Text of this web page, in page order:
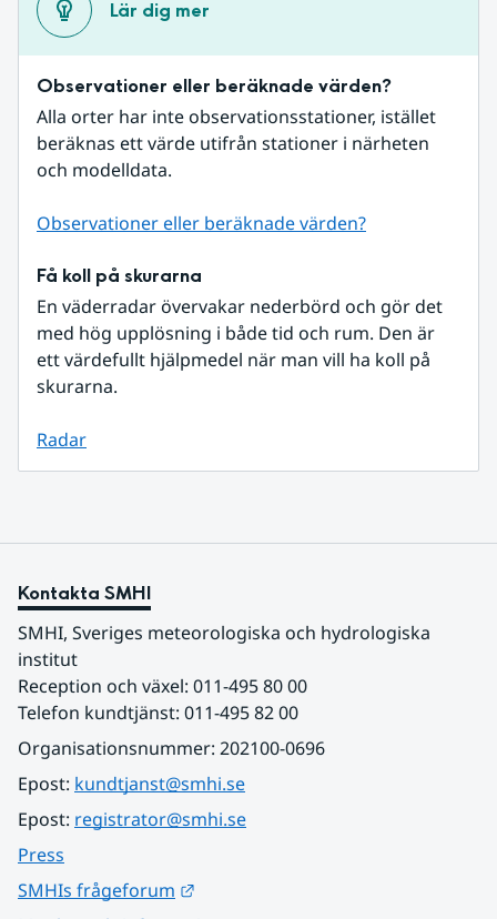
Lär dig mer
Observationer eller beräknade värden?
Alla orter har inte observationsstationer, istället
beräknas ett värde utifrån stationer i närheten
och modelldata.
Observationer eller beräknade värden?
Få koll på skurarna
En väderradar övervakar nederbörd och gör det
med hög upplösning i både tid och rum. Den är
ett värdefullt hjälpmedel när man vill ha koll på
skurarna.
Radar
Kontakta SMHI
SMHI, Sveriges meteorologiska och hydrologiska
institut
Reception och växel: 011-495 80 00
Telefon kundtjänst: 011-495 82 00
Organisationsnummer: 202100-0696
Epost: kundtjanst@smhi.se
Epost: registrator@smhi.se
Press
SMHIs frågeforum